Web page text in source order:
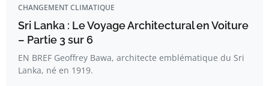
CHANGEMENT CLIMATIQUE
Sri Lanka : Le Voyage Architectural en Voiture
– Partie 3 sur 6
EN BREF Geoffrey Bawa, architecte emblématique du Sri
Lanka, né en 1919.